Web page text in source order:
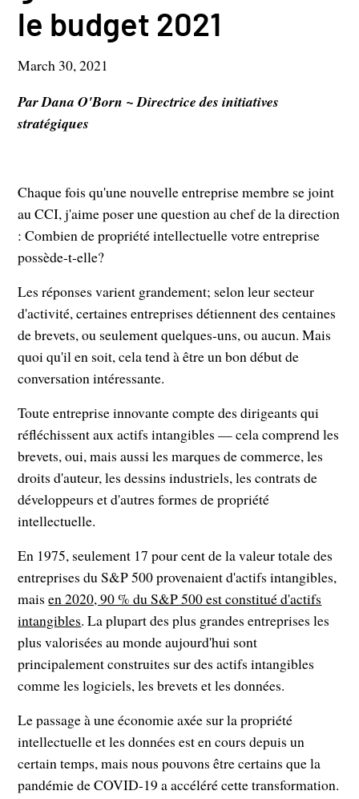
le budget 2021
March 30, 2021
Par Dana O'Born ~ Directrice des initiatives
stratégiques
Chaque fois qu'une nouvelle entreprise membre se joint
au CCI, j'aime poser une question au chef de la direction
: Combien de propriété intellectuelle votre entreprise
possède-t-elle?
Les réponses varient grandement; selon leur secteur
d'activité, certaines entreprises détiennent des centaines
de brevets, ou seulement quelques-uns, ou aucun. Mais
quoi qu'il en soit, cela tend à être un bon début de
conversation intéressante.
Toute entreprise innovante compte des dirigeants qui
réfléchissent aux actifs intangibles — cela comprend les
brevets, oui, mais aussi les marques de commerce, les
droits d'auteur, les dessins industriels, les contrats de
développeurs et d'autres formes de propriété
intellectuelle.
En 1975, seulement 17 pour cent de la valeur totale des
entreprises du S&P 500 provenaient d'actifs intangibles,
maisen 2020, 90 % du S&P 500 est constitué d'actifs
intangibles. La plupart des plus grandes entreprises les
plus valorisées au monde aujourd'hui sont
principalement construites sur des actifs intangibles
comme les logiciels, les brevets et les données.
Le passage à une économie axée sur la propriété
intellectuelle et les données est en cours depuis un
certain temps, mais nous pouvons être certains que la
pandémie de COVID-19 a accéléré cette transformation.